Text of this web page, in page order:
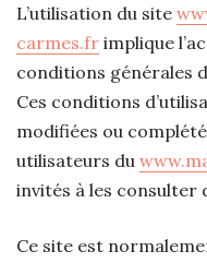
L’utilisation du site
carmes.fr implique
conditions générales
Ces conditions
modifiées ou
utilisateurs du
invités à les consulter
Ce site est